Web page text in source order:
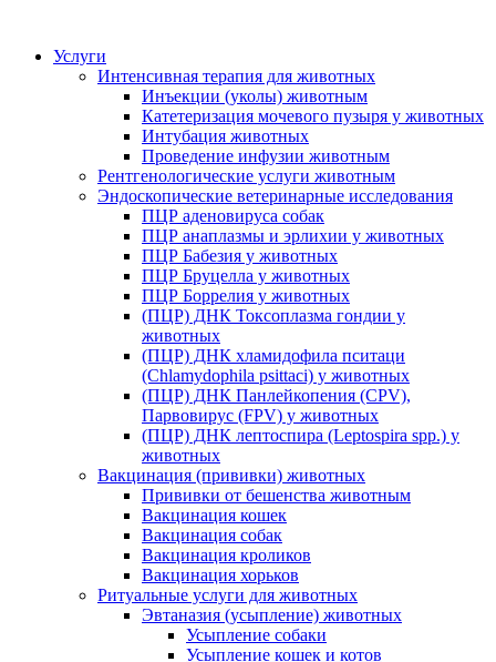
Услуги
Интенсивная терапия для животных
Инъекции (уколы) животным
Катетеризация мочевого пузыря у животных
Интубация животных
Проведение инфузии животным
Рентгенологические услуги животным
Эндоскопические ветеринарные исследования
ПЦР аденовируса собак
ПЦР анаплазмы и эрлихии у животных
ПЦР Бабезия у животных
ПЦР Бруцелла у животных
ПЦР Боррелия у животных
(ПЦР) ДНК Токсоплазма гондии у
животных
(ПЦР) ДНК хламидофила пситаци
(Chlamydophila psittaci) у животных
(ПЦР) ДНК Панлейкопения (CPV),
Парвовирус (FPV) у животных
(ПЦР) ДНК лептоспира (Leptospira spp.) у
животных
Вакцинация (прививки) животных
Прививки от бешенства животным
Вакцинация кошек
Вакцинация собак
Вакцинация кроликов
Вакцинация хорьков
Ритуальные услуги для животных
Эвтаназия (усыпление) животных
Усыпление собаки
Усыпление кошек и котов